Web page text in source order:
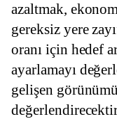
azaltmak,
gereksiz yere
oranı için hedef
ayarlamayı
gelişen